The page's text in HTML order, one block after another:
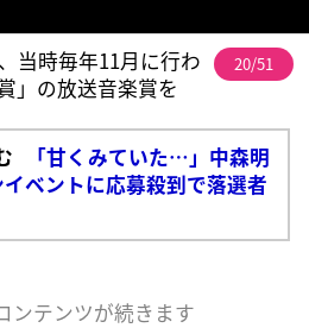
当時毎年11月に行わ
」の放送音楽賞を
20/51
「甘くみていた…」中森明
ベントに応募殺到で落選者
ンテンツが続きます